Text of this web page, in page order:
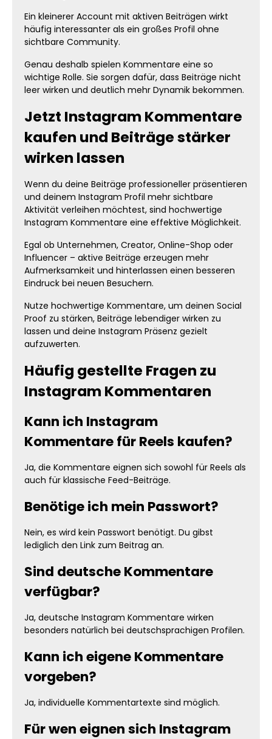
Ein kleinerer Account mit aktiven Beiträgen wirkt
häufig interessanter als ein großes Profil ohne
sichtbare Community.
Genau deshalb spielen Kommentare eine so
wichtige Rolle. Sie sorgen dafür, dass Beiträge nicht
leer wirken und deutlich mehr Dynamik bekommen.
Jetzt Instagram Kommentare
kaufen und Beiträge stärker
wirken lassen
Wenn du deine Beiträge professioneller präsentieren
und deinem Instagram Profil mehr sichtbare
Aktivität verleihen möchtest, sind hochwertige
Instagram Kommentare eine effektive Möglichkeit.
Egal ob Unternehmen, Creator, Online-Shop oder
Influencer – aktive Beiträge erzeugen mehr
Aufmerksamkeit und hinterlassen einen besseren
Eindruck bei neuen Besuchern.
Nutze hochwertige Kommentare, um deinen Social
Proof zu stärken, Beiträge lebendiger wirken zu
lassen und deine Instagram Präsenz gezielt
aufzuwerten.
Häufig gestellte Fragen zu
Instagram Kommentaren
Kann ich Instagram
Kommentare für Reels kaufen?
Ja, die Kommentare eignen sich sowohl für Reels als
auch für klassische Feed-Beiträge.
Benötige ich mein Passwort?
Nein, es wird kein Passwort benötigt. Du gibst
lediglich den Link zum Beitrag an.
Sind deutsche Kommentare
verfügbar?
Ja, deutsche Instagram Kommentare wirken
besonders natürlich bei deutschsprachigen Profilen.
Kann ich eigene Kommentare
vorgeben?
Ja, individuelle Kommentartexte sind möglich.
Für wen eignen sich Instagram